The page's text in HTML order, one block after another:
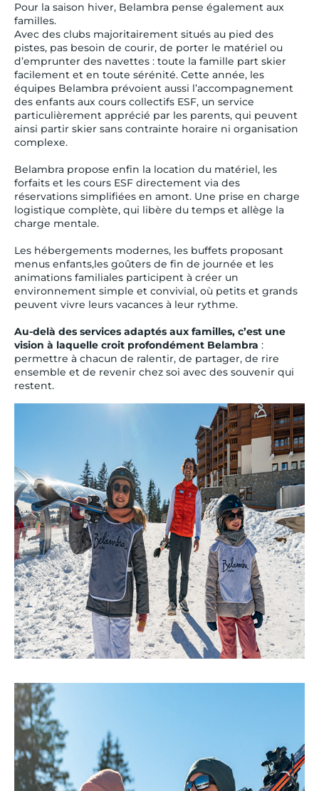
Pour la saison hiver, Belambra pense également aux
familles.
Avec des clubs majoritairement situés au pied des
pistes, pas besoin de courir, de porter le matériel ou
d’emprunter des navettes : toute la famille part skier
facilement et en toute sérénité. Cette année, les
équipes Belambra prévoient aussi l’accompagnement
des enfants aux cours collectifs ESF, un service
particulièrement apprécié par les parents, qui peuvent
ainsi partir skier sans contrainte horaire ni organisation
complexe.
Belambra propose enfin la location du matériel, les
forfaits et les cours ESF directement via des
réservations simplifiées en amont. Une prise en charge
logistique complète, qui libère du temps et allège la
charge mentale.
Les hébergements modernes, les buffets proposant
menus enfants,les goûters de fin de journée et les
animations familiales participent à créer un
environnement simple et convivial, où petits et grands
peuvent vivre leurs vacances à leur rythme.
Au-delà des services adaptés aux familles, c’est une
vision à laquelle croit profondément Belambra :
permettre à chacun de ralentir, de partager, de rire
ensemble et de revenir chez soi avec des souvenir qui
restent.